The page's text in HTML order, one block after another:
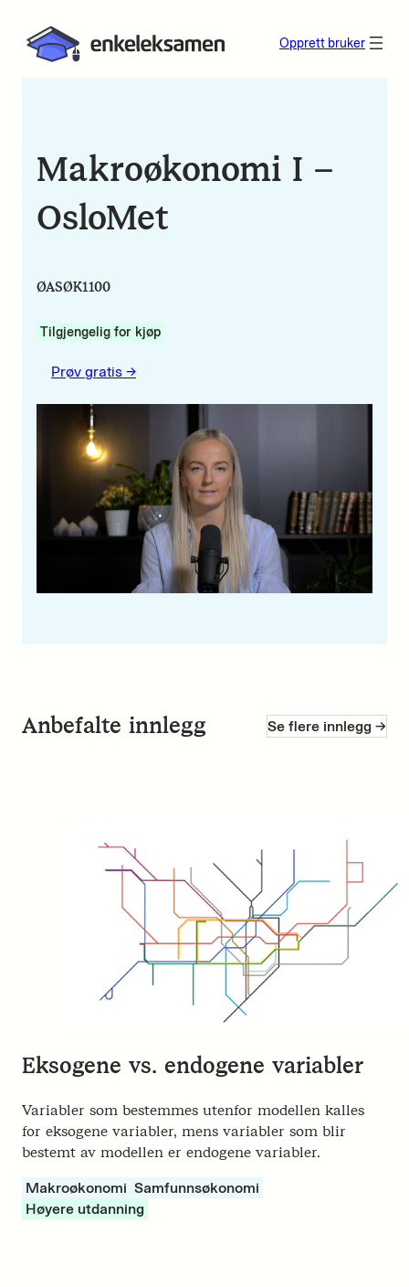
Opprett bruker
Makroøkonomi I –
OsloMet
ØASØK1100
Tilgjengelig for kjøp
Prøv gratis ->
Anbefalte innlegg Se flere innlegg ->
Eksogene vs. endogene variabler
Variabler som bestemmes utenfor modellen kalles
for eksogene variabler, mens variabler som blir
bestemt av modellen er endogene variabler.
Makroøkonomi Samfunnsøkonomi
Høyere utdanning